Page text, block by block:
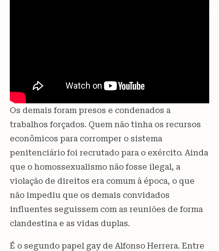
Os demais foram presos e condenados a
trabalhos forçados. Quem não tinha os recursos
econômicos para corromper o sistema
penitenciário foi recrutado para o exército. Ainda
que o homossexualismo não fosse ilegal, a
violação de direitos era comum à época, o que
não impediu que os demais convidados
influentes seguissem com as reuniões de forma
clandestina e as vidas duplas.
É o segundo papel gay de Alfonso Herrera. Entre